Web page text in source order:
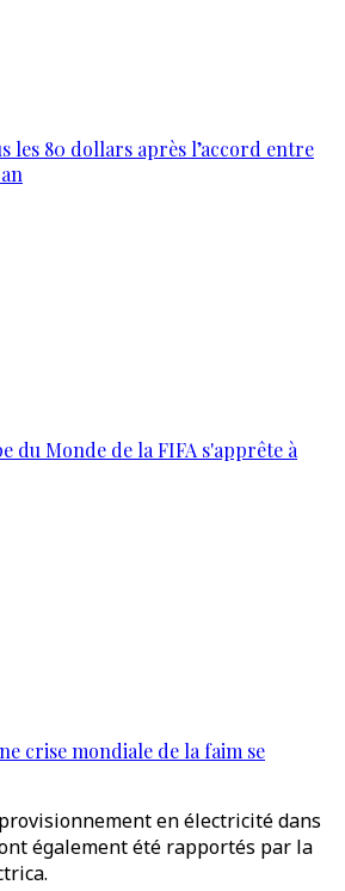
les 80 dollars après l’accord entre
du Monde de la FIFA s'apprête à
crise mondiale de la faim se
en électricité dans
également été rapportés par la